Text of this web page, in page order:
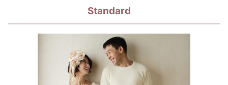
Standard